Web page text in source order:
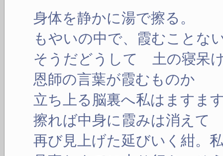
身体を静かに湯で擦る。
もやいの中で、霞むことな
そうだどうして 土の寝呆
恩師の言葉が霞むものか
立ち上る脳裏へ私はますま
擦れば中身に霞みは消えて
再び見上げた延びいく紺。